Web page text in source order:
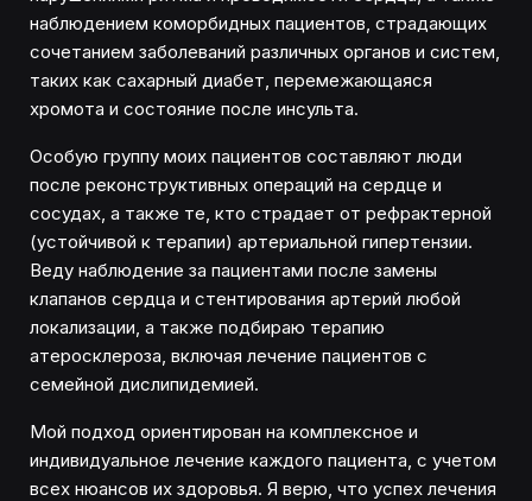
наблюдением коморбидных пациентов, страдающих
сочетанием заболеваний различных органов и систем,
таких как сахарный диабет, перемежающаяся
хромота и состояние после инсульта.
Особую группу моих пациентов составляют люди
после реконструктивных операций на сердце и
сосудах, а также те, кто страдает от рефрактерной
(устойчивой к терапии) артериальной гипертензии.
Веду наблюдение за пациентами после замены
клапанов сердца и стентирования артерий любой
локализации, а также подбираю терапию
атеросклероза, включая лечение пациентов с
семейной дислипидемией.
Мой подход ориентирован на комплексное и
индивидуальное лечение каждого пациента, с учетом
всех нюансов их здоровья. Я верю, что успех лечения